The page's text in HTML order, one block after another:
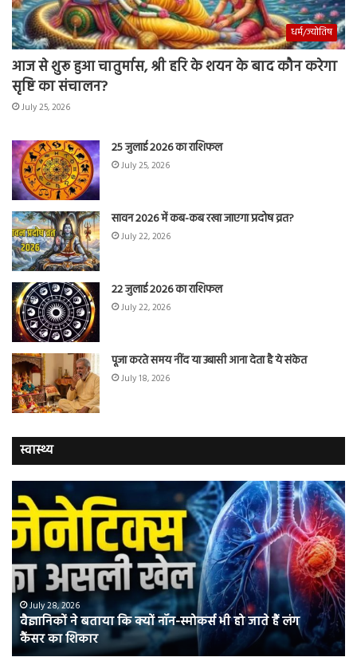
धर्म/ज्योतिष
आज से शुरू हुआ चातुर्मास, श्री हरि के शयन के बाद कौन करेगा
सृष्टि का संचालन?
July 25, 2026
25 जुलाई 2026 का राशिफल
July 25, 2026
सावन 2026 में कब-कब रखा जाएगा प्रदोष व्रत?
July 22, 2026
22 जुलाई 2026 का राशिफल
July 22, 2026
पूजा करते समय नींद या उबासी आना देता है ये संकेत
July 18, 2026
स्वास्थ्य
ने
बताया
कि
क्यों
नॉन-
स्मोकर्स
भी
जाते
हैं
July 28, 2026
वैज्ञानिकों ने बताया कि क्यों नॉन-स्मोकर्स भी हो जाते हैं लंग
कैंसर का शिकार
में
की